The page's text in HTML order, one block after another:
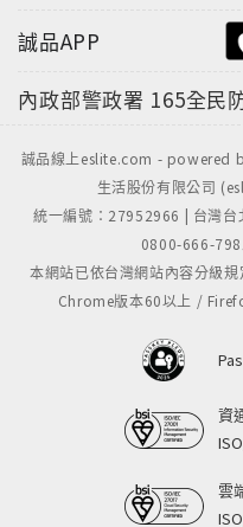
千古謎團：
到了唐代，「璇璣圖」
出二百多首詩。令〈璇
神龍政變後，女帝武則
「璇璣圖」，在中心染
字，並偷偷將「璇璣圖
啟了嶄新的人生。
尊。最後，多了一顆紅
漸流入民間，而同樣流
圖〉中能夠改變女性
誠品APP
內政部警政署 165全民
誠品線上eslite.com - powered
生活股份有限公司
統一編號：27952966 | 台灣台
0800-666-
本網站已依台灣網站內容分級
Chrome版本60以上 /
資
雲